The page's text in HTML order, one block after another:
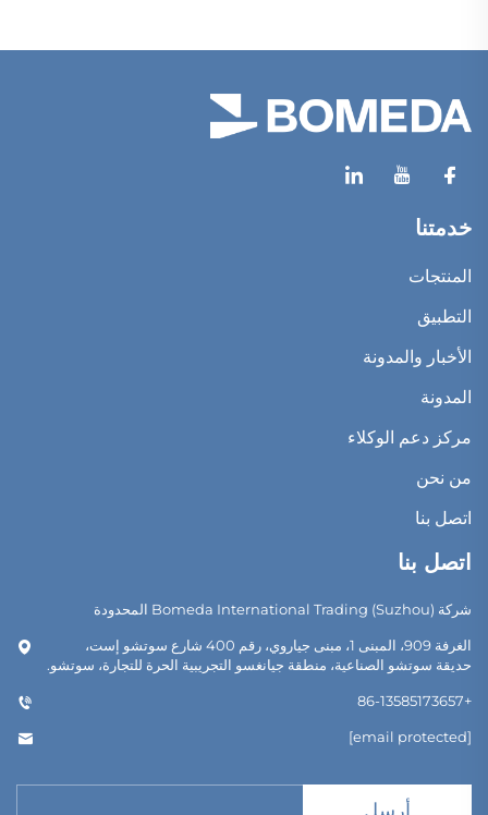
خدمتنا
المنتجات
التطبيق
الأخبار والمدونة
المدونة
مركز دعم الوكلاء
من نحن
اتصل بنا
اتصل بنا
شركة Bomeda International Trading (Suzhou) المحدودة
الغرفة 909، المبنى 1، مبنى جياروي، رقم 400 شارع سوتشو إست،
حديقة سوتشو الصناعية، منطقة جيانغسو التجريبية الحرة للتجارة، سوتشو.
+86-13585173657
[email protected]